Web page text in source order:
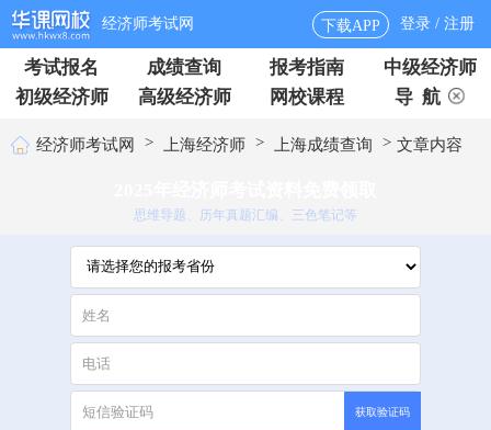
经济师考试网 下载APP 登录 / 注册
考试报名 成绩查询 报考指南
中级经济师
初级经济师
高级经济师 网校课程 导 航
经济师考试网 > 上海经济师 > 上海成绩查询 > 文章内容
思维导题、历年真题汇编、三色笔记等
获取验证码